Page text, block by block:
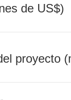
de US$)
proyecto